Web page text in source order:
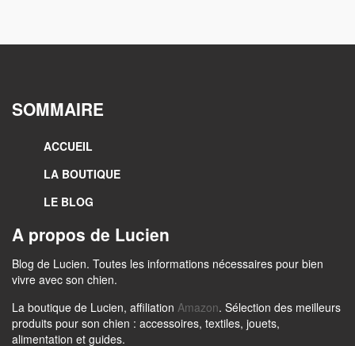
SOMMAIRE
ACCUEIL
LA BOUTIQUE
LE BLOG
A propos de Lucien
Blog de Lucien. Toutes les informations nécessaires pour bien
vivre avec son chien.
La boutique de Lucien, affiliation Amazon. Sélection des meilleurs
produits pour son chien : accessoires, textiles, jouets,
alimentation et guides.